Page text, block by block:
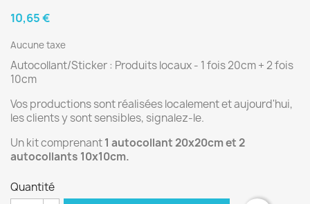
10,65 €
Aucune taxe
Autocollant/Sticker : Produits locaux - 1 fois 20cm + 2 fois
10cm
Vos productions sont réalisées localement et aujourd'hui,
les clients y sont sensibles, signalez-le.
Un kit comprenant1 autocollant 20x20cm et 2
autocollants 10x10cm.
Quantité